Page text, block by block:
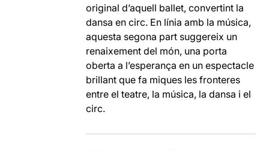
original d’aquell ballet, convertint la
dansa en circ. En línia amb la música,
aquesta segona part suggereix un
renaixement del món, una porta
oberta a l’esperança en un espectacle
brillant que fa miques les fronteres
entre el teatre, la música, la dansa i el
circ.